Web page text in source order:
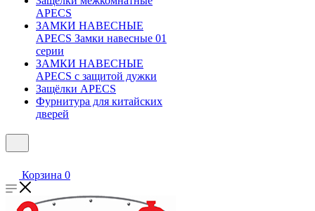
APECS
ЗАМКИ НАВЕСНЫЕ
APECS Замки навесные 01
серии
ЗАМКИ НАВЕСНЫЕ
APECS с защитой дужки
Защёлки APECS
Фурнитура для китайских
дверей
Корзина 0